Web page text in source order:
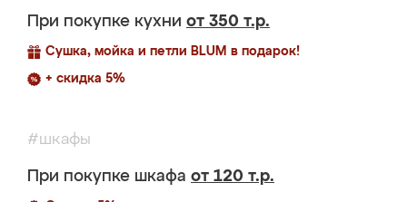
При покупке кухни от 350 т.р.
Сушка, мойка и петли BLUM в подарок!
+ скидка 5%
#шкафы
При покупке шкафа от 120 т.р.